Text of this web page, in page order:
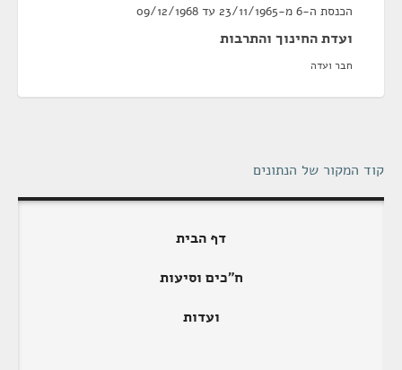
הכנסת ה-6 מ-23/11/1965 עד 09/12/1968
ועדת החינוך והתרבות
חבר ועדה
קוד המקור של הנתונים
דף הבית
ח"כים וסיעות
ועדות